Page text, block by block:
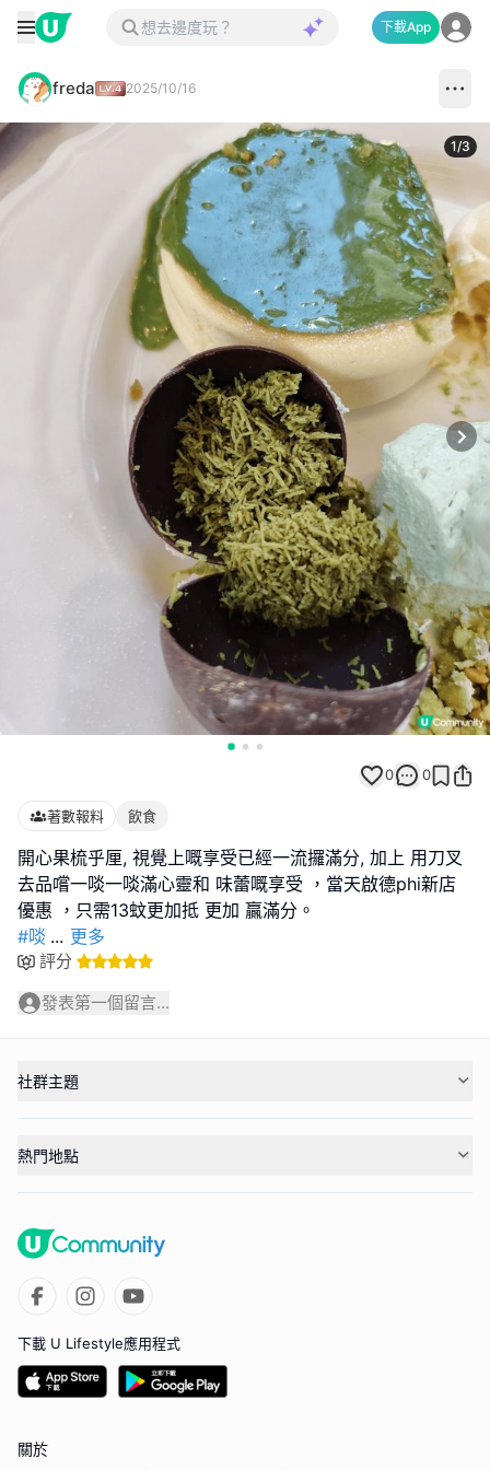
下載App
freda 2025/10/16
1/3
0 0
著數報料 飲食
開心果梳乎厘, 視覺上嘅享受已經一流攞滿分, 加上 用刀叉
去品嚐一啖一啖滿心靈和 味蕾嘅享受 ，當天啟德phi新店
#啖 ... 更多
評分
發表第一個留言...
社群主題
熱門地點
下載 U Lifestyle應用程式
關於